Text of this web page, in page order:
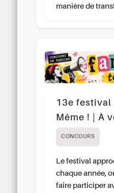
manière de
13e festival
Même ! | À
CONCOURS
Le festival
chaque année,
faire participer